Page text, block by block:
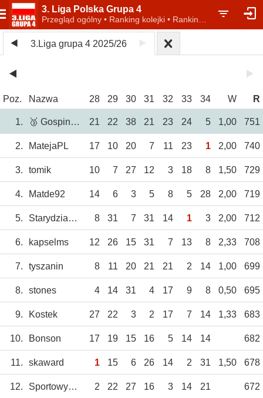
3. Liga Polska Grupa 4
3.Liga grupa 4 2025/26
Poz. Nazwa 28 29 30 31 32 33 34 W R
1. 🥉 GospinTBG 21 22 38 21 23 24 5 1,00 751
2. MatejaPL 17 10 20 7 11 23 1 2,00 740
3. tomik 10 7 27 12 3 18 8 1,50 729
4. Matde92 14 6 3 5 8 5 28 2,00 719
5. Starydziad58 8 31 7 31 14 1 3 2,00 712
6. kapselms 12 26 15 31 7 13 8 2,33 708
7. tyszanin 8 11 20 21 21 2 14 1,00 699
8. stones 4 14 31 4 17 9 8 0,50 695
9. Kostek 27 22 3 2 17 7 14 1,33 683
10. Bonson 17 19 15 16 5 14 14 682
11. skaward 1 15 6 26 14 2 31 1,50 678
12. SportowyTBG 2 22 27 16 3 14 21 672